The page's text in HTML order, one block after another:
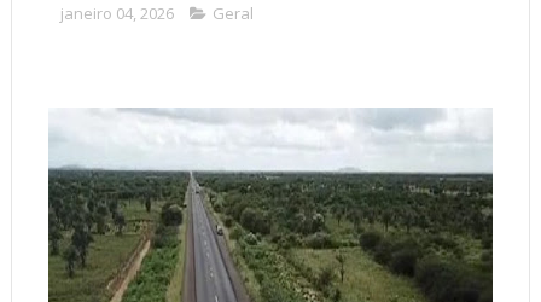
janeiro 04, 2026 Geral